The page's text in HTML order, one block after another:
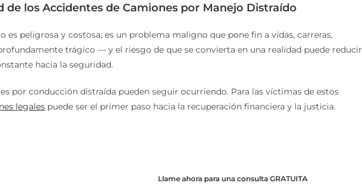
de los Accidentes de Camiones por Manejo Distraído
es peligrosa y costosa; es un problema maligno que pone fin a vidas, carreras,
trágico — y el riesgo de que se convierta en una realidad puede
hacia la seguridad.
por conducción distraída pueden seguir ocurriendo. Para las víctimas de estos
legales puede ser el primer paso hacia la recuperación financiera y la justicia.
Llame ahora para una consulta GRATUITA